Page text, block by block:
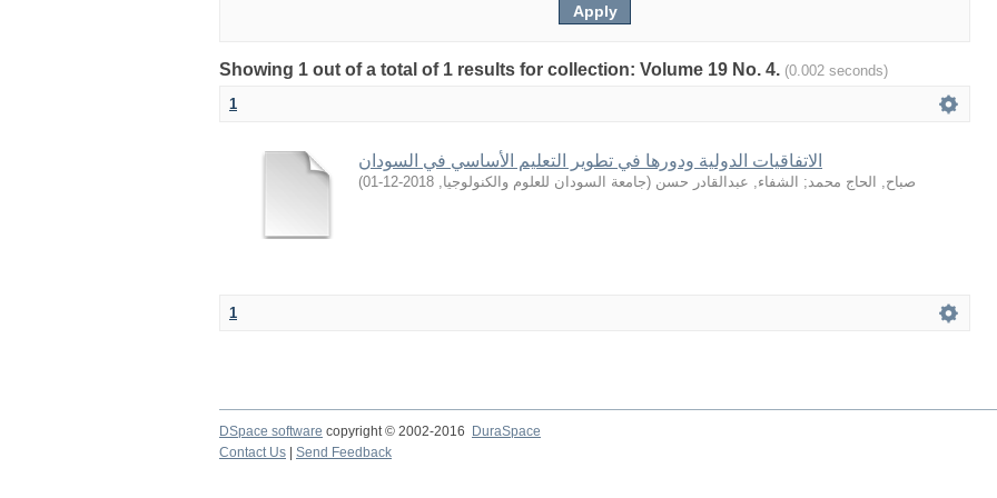
Showing 1 out of a total of 1 results for collection: Volume 19 No. 4. (0.002 seconds)
1
الاتفاقيات الدولية ودورها في تطوير التعليم الأساسي في السودان
صباح, الحاج محمد; الشفاء, عبدالقادر حسن (جامعة السودان للعلوم والكنولوجيا,
2018-12-01
)
1
DSpace software copyright © 2002-2016
DuraSpace
Contact Us
Send Feedback